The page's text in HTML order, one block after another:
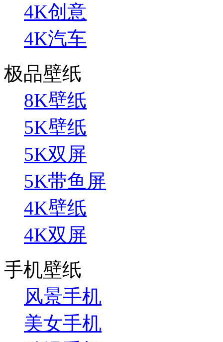
4K创意
4K汽车
极品壁纸
8K壁纸
5K壁纸
5K双屏
5K带鱼屏
4K壁纸
4K双屏
手机壁纸
风景手机
美女手机